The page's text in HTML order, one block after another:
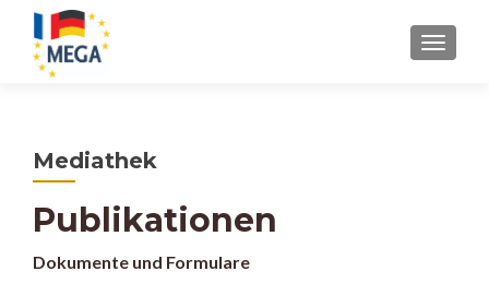
MENU
Mediathek
Publikationen
Dokumente und Formulare